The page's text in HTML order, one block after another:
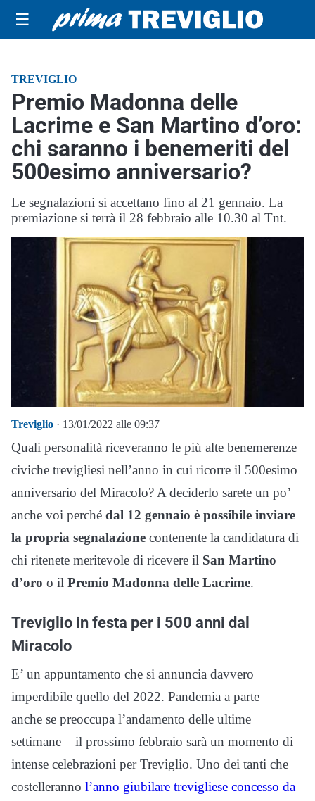
☰
TREVIGLIO
Premio Madonna delle
Lacrime e San Martino d’oro:
chi saranno i benemeriti del
500esimo anniversario?
Le segnalazioni si accettano fino al 21 gennaio. La
premiazione si terrà il 28 febbraio alle 10.30 al Tnt.
Treviglio · 13/01/2022 alle 09:37
Quali personalità riceveranno le più alte benemerenze
civiche trevigliesi nell’anno in cui ricorre il 500esimo
anniversario del Miracolo? A deciderlo sarete un po’
anche voi perché dal 12 gennaio è possibile inviare
la propria segnalazione contenente la candidatura di
chi ritenete meritevole di ricevere il San Martino
d’oro o il Premio Madonna delle Lacrime.
Treviglio in festa per i 500 anni dal
Miracolo
E’ un appuntamento che si annuncia davvero
imperdibile quello del 2022. Pandemia a parte –
anche se preoccupa l’andamento delle ultime
settimane – il prossimo febbraio sarà un momento di
intense celebrazioni per Treviglio. Uno dei tanti che
costelleranno l’anno giubilare trevigliese concesso da